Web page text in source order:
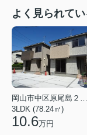
よく見られて
岡山市中区原尾島２丁目
3LDK (78.24㎡)
10.6万円